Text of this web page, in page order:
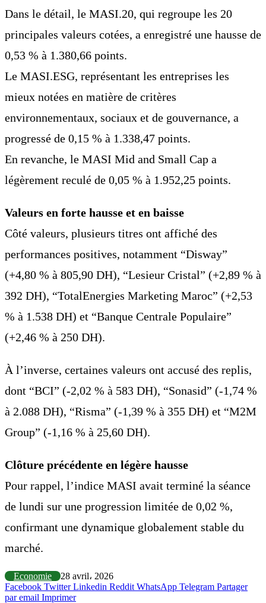
Dans le détail, le MASI.20, qui regroupe les 20
principales valeurs cotées, a enregistré une hausse de
0,53 % à 1.380,66 points.
Le MASI.ESG, représentant les entreprises les
mieux notées en matière de critères
environnementaux, sociaux et de gouvernance, a
progressé de 0,15 % à 1.338,47 points.
En revanche, le MASI Mid and Small Cap a
légèrement reculé de 0,05 % à 1.952,25 points.
Valeurs en forte hausse et en baisse
Côté valeurs, plusieurs titres ont affiché des
performances positives, notamment “Disway”
(+4,80 % à 805,90 DH), “Lesieur Cristal” (+2,89 % à
392 DH), “TotalEnergies Marketing Maroc” (+2,53
% à 1.538 DH) et “Banque Centrale Populaire”
(+2,46 % à 250 DH).
À l’inverse, certaines valeurs ont accusé des replis,
dont “BCI” (-2,02 % à 583 DH), “Sonasid” (-1,74 %
à 2.088 DH), “Risma” (-1,39 % à 355 DH) et “M2M
Group” (-1,16 % à 25,60 DH).
Clôture précédente en légère hausse
Pour rappel, l’indice MASI avait terminé la séance
de lundi sur une progression limitée de 0,02 %,
confirmant une dynamique globalement stable du
marché.
Economie
28 avril، 2026
Facebook Twitter Linkedin Reddit WhatsApp Telegram Partager
par email Imprimer